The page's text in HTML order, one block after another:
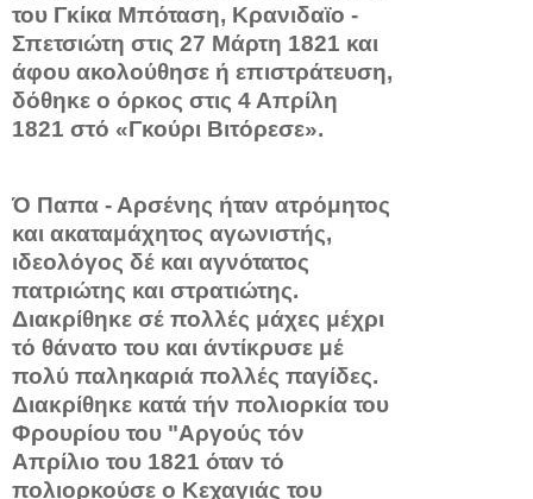
του Γκίκα Μπό­ταση, Κρανιδαϊο -
Σπετσιώτη στις 27 Μάρτη 1821 και
άφου α­κολούθησε ή επιστράτευση,
δόθηκε ο όρκος στις 4 Απρίλη
1821 στό «Γκούρι Βιτόρεσε».
Ό Παπα - Αρσένης ήταν ατρόμητος
και ακαταμάχητος α­γωνιστής,
ιδεολόγος δέ και αγνότατος
πατριώτης και στρατιώ­της.
Διακρίθηκε σέ πολλές μάχες μέχρι
τό θάνατο του και άντίκρυσε μέ
πολύ παληκαριά πολλές παγίδες.
Διακρίθηκε κατά τήν πο­λιορκία του
Φρουρίου του "Αργούς τόν
Απρίλιο του 1821 όταν τό
πολιορκούσε ο Κεχαγιάς του